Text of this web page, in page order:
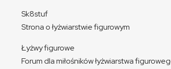
Sk8stuf
Strona o łyżwiarstwie figurowym
Łyżwy figurowe
Forum dla miłośników łyżwiarstwa